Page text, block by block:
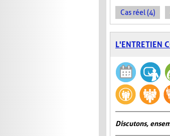
Cas réel (4)
L'ENTRETIEN
Discutons,